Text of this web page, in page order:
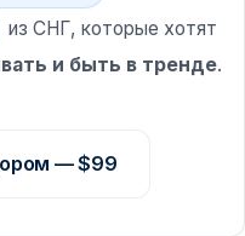
из СНГ, которые хотят
и быть в тренде.
— $99